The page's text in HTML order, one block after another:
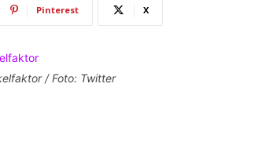
Pinterest X
/ Foto: Twitter